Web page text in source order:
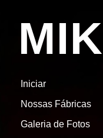
Iniciar
Nossas Fábricas
Galeria de Fotos